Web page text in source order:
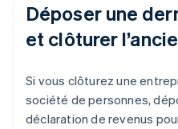
Déposer une
et clôturer
Si vous clôturez une
société de personnes,
déclaration de revenus